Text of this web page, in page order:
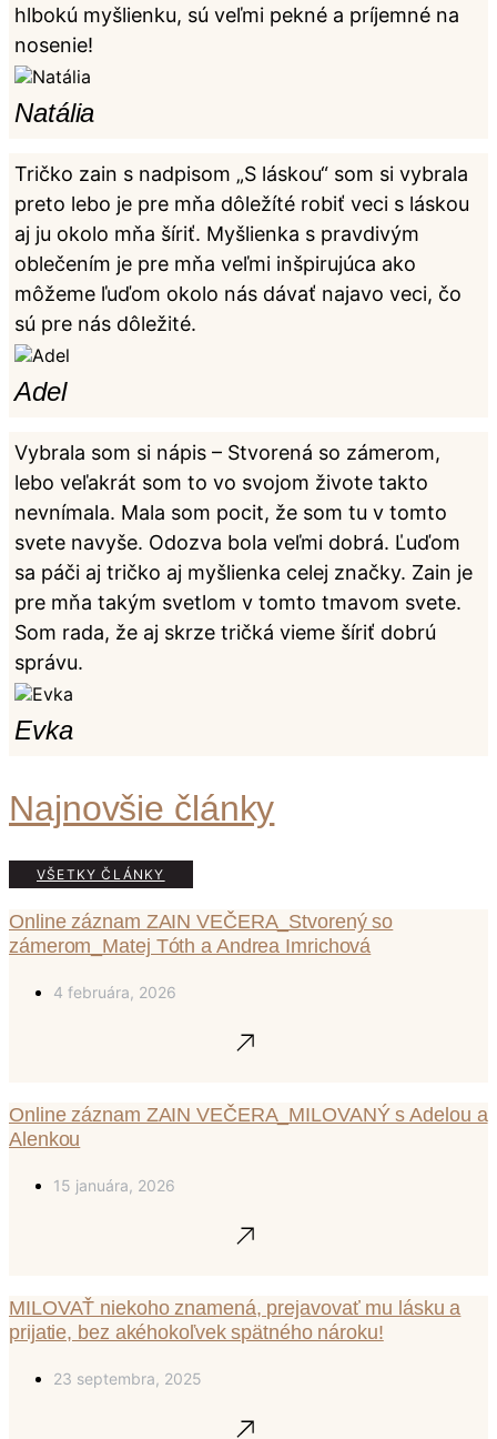
hlbokú myšlienku, sú veľmi pekné a príjemné na
nosenie!
Natália
Tričko zain s nadpisom „S láskou“ som si vybrala
preto lebo je pre mňa dôležíté robiť veci s láskou
aj ju okolo mňa šíriť. Myšlienka s pravdivým
oblečením je pre mňa veľmi inšpirujúca ako
môžeme ľuďom okolo nás dávať najavo veci, čo
sú pre nás dôležité.
Adel
Vybrala som si nápis – Stvorená so zámerom,
lebo veľakrát som to vo svojom živote takto
nevnímala. Mala som pocit, že som tu v tomto
svete navyše. Odozva bola veľmi dobrá. Ľuďom
sa páči aj tričko aj myšlienka celej značky. Zain je
pre mňa takým svetlom v tomto tmavom svete.
Som rada, že aj skrze tričká vieme šíriť dobrú
správu.
Evka
Najnovšie články
VŠETKY ČLÁNKY
Online záznam ZAIN VEČERA_Stvorený so
zámerom_Matej Tóth a Andrea Imrichová
4 februára, 2026
Online záznam ZAIN VEČERA_MILOVANÝ s Adelou a
Alenkou
15 januára, 2026
MILOVAŤ niekoho znamená, prejavovať mu lásku a
prijatie, bez akéhokoľvek spätného nároku!
23 septembra, 2025